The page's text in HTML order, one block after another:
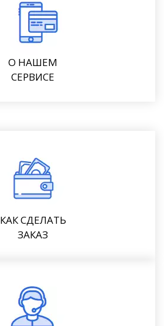
О НАШЕМ
СЕРВИСЕ
КАК СДЕЛАТЬ
ЗАКАЗ